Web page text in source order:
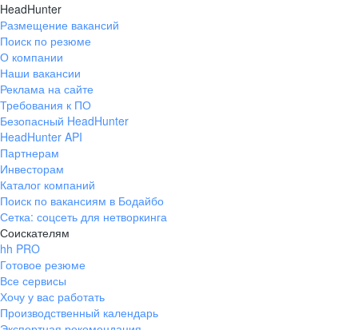
HeadHunter
Размещение вакансий
Поиск по резюме
О компании
Наши вакансии
Реклама на сайте
Требования к ПО
Безопасный HeadHunter
HeadHunter API
Партнерам
Инвесторам
Каталог компаний
Поиск по вакансиям в Бодайбо
Сетка: соцсеть для нетворкинга
Соискателям
hh PRO
Готовое резюме
Все сервисы
Хочу у вас работать
Производственный календарь